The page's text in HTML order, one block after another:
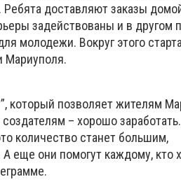
Ребята доставляют заказы
задействованы и в другом
молодежи. Вокруг этого
Мариуполя.
который позволяет жителям
– хорошо
количество станет большим,
А еще они помогут каждому, кто